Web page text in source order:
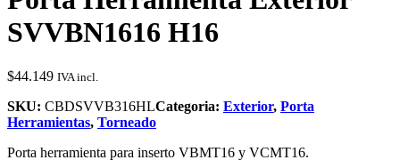
SVVBN1616 H16
$44.149 IVA incl.
SKU: CBDSVVB316HLCategoria: Exterior, Porta
Herramientas, Torneado
Porta herramienta para inserto VBMT16 y VCMT16.